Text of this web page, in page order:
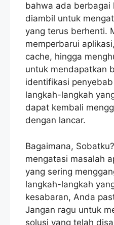
bahwa ada berbagai
diambil untuk
yang terus berhenti.
memperbarui
cache, hingga
untuk mendapatkan
identifikasi
langkah-langkah
dapat kembali
dengan lancar.
Bagaimana,
mengatasi masalah
yang sering
langkah-langkah
kesabaran, Anda
Jangan ragu untuk
solusi yang telah